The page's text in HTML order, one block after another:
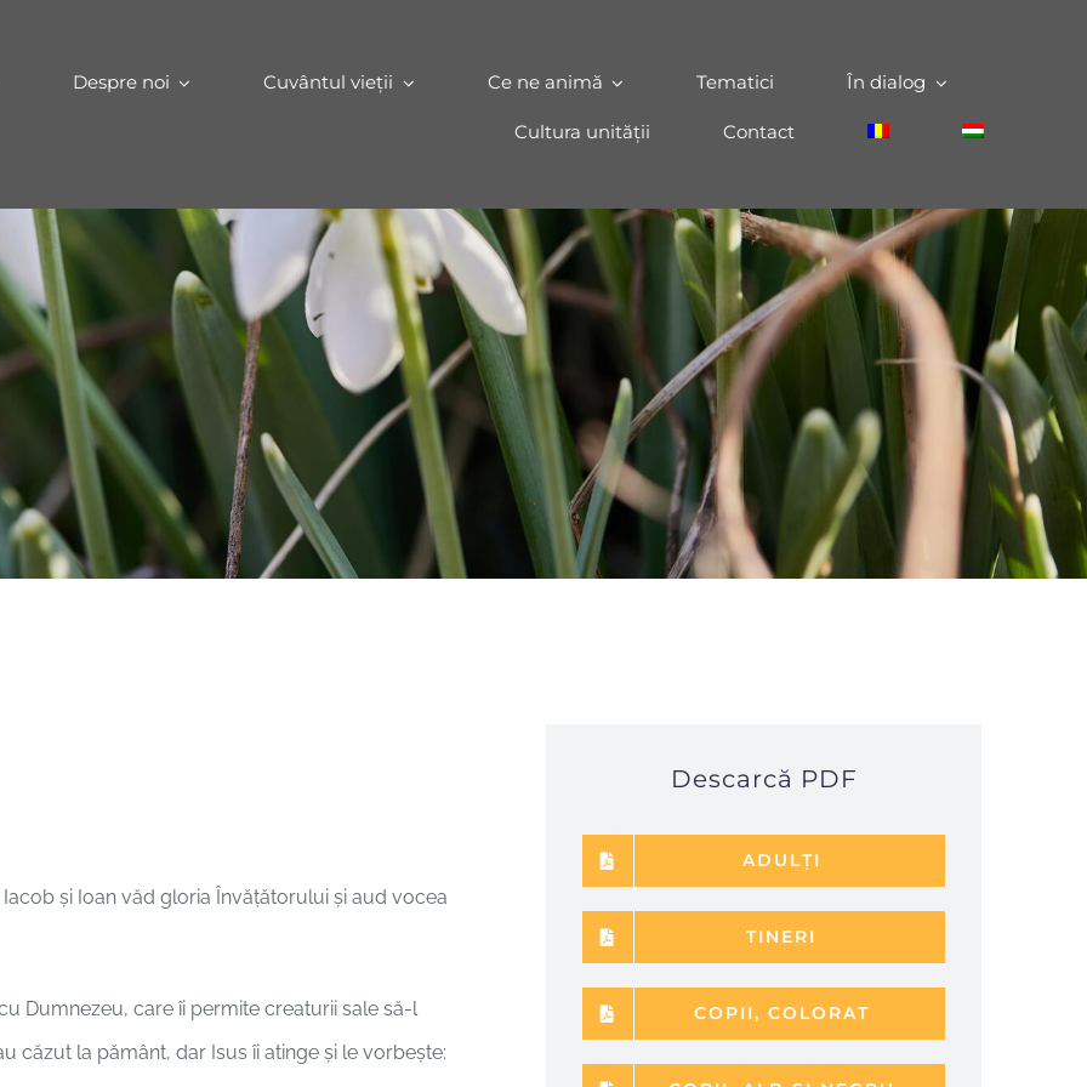
Despre noi Cuvântul vieții Ce ne animă Tematici În dialog
Cultura unității Contact
și Ioan văd gloria Învățătorului și aud vocea
Dumnezeu, care îi permite creaturii sale să-l
căzut la pământ, dar Isus îi atinge și le vorbește:
Descarcă PDF
ADULȚI
TINERI
COPII, COLORAT